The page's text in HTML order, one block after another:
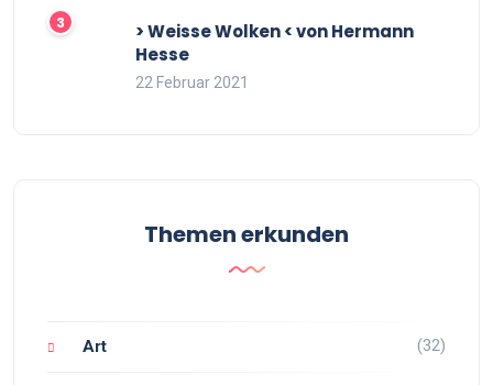
> Weisse Wolken < von Hermann
Hesse
22 Februar 2021
Themen erkunden
Art (32)